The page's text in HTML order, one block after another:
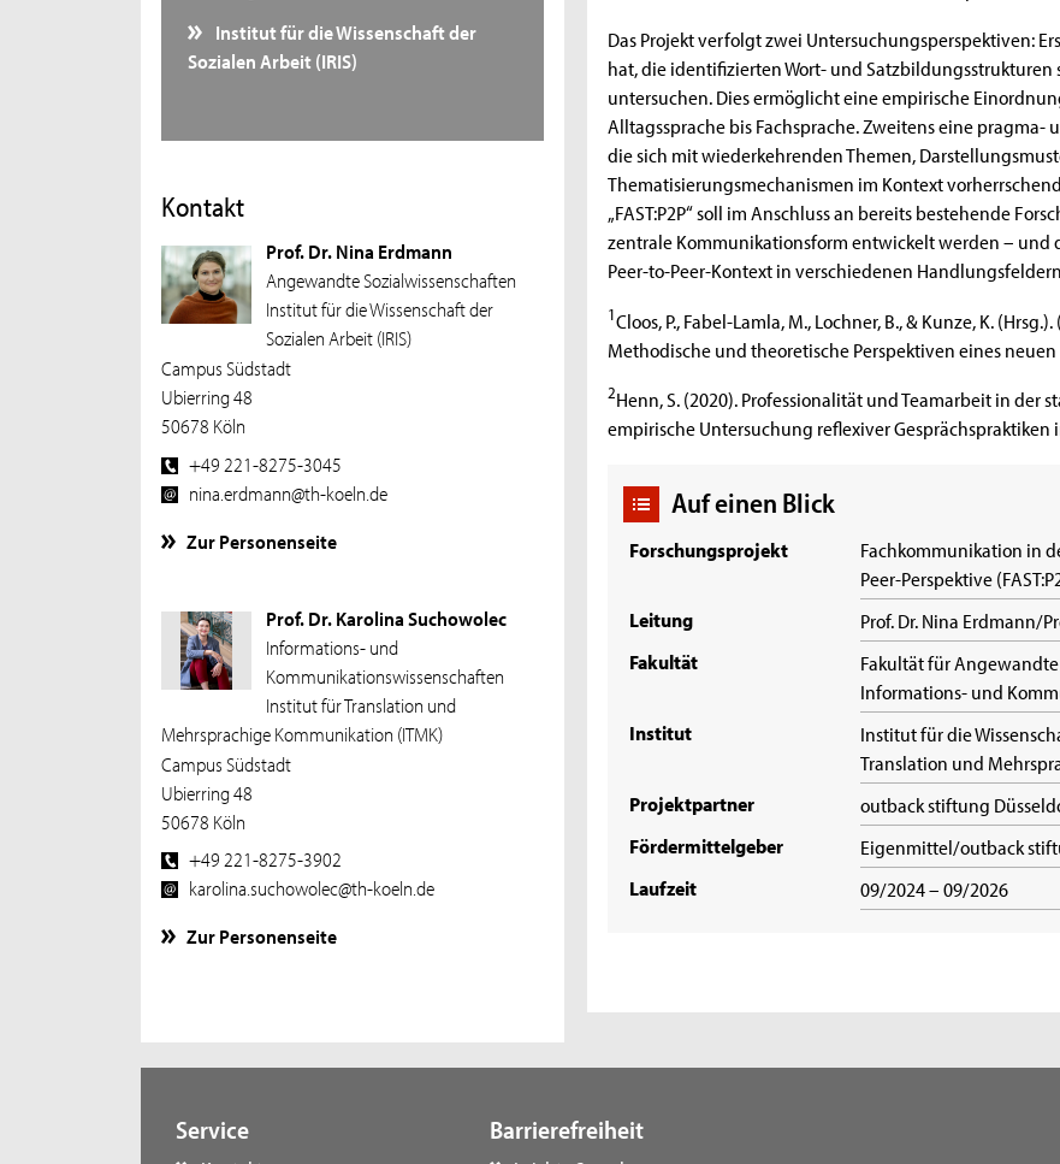
Institut für die Wissenschaft der
Sozialen Arbeit (IRIS)
Kontakt
Prof. Dr. Nina Erdmann
Angewandte Sozialwissenschaften
Institut für die Wissenschaft der
Sozialen Arbeit (IRIS)
Campus Südstadt
Ubierring 48
50678 Köln
+49 221-8275-3045
nina.erdmann@th-koeln.de
Zur Personenseite
Prof. Dr. Karolina Suchowolec
Informations- und
Kommunikationswissenschaften
Institut für Translation und
Mehrsprachige Kommunikation (ITMK)
Campus Südstadt
Ubierring 48
50678 Köln
+49 221-8275-3902
karolina.suchowolec@th-koeln.de
Zur Personenseite
Das Projekt verfolgt zwei Untersuchungsperspektiven:
hat, die identifizierten Wort- und
untersuchen. Dies ermöglicht eine empirische
Alltagssprache bis Fachsprache. Zweitens eine
die sich mit wiederkehrenden Themen,
Thematisierungsmechanismen im Kontext
„FAST:P2P“ soll im Anschluss an bereits bestehende
zentrale Kommunikationsform entwickelt werden – und
Peer-to-Peer-Kontext in verschiedenen
1Cloos, P., Fabel-Lamla, M., Lochner, B., & Kunze, K.
Methodische und theoretische Perspektiven eines
2Henn, S. (2020). Professionalität und Teamarbeit in
empirische Untersuchung reflexiver Gesprächspraktiken
Auf einen Blick
Forschungsprojekt
Fachkommunikation in
Peer-Perspektive
Leitung
Prof. Dr. Nina Erdmann/
Fakultät
Fakultät für
Informations- und
Institut
Institut für die
Translation und
Projektpartner
outback stiftung
Fördermittelgeber
Eigenmittel/outback
Laufzeit
09/2024 – 09/2026
Service Barrierefreiheit